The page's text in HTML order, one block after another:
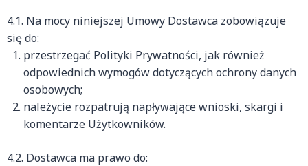
4.1. Na mocy niniejszej Umowy Dostawca zobowiązuje
się do:
przestrzegać Polityki Prywatności, jak również
odpowiednich wymogów dotyczących ochrony danych
osobowych;
należycie rozpatrują napływające wnioski, skargi i
komentarze Użytkowników.
4.2. Dostawca ma prawo do: